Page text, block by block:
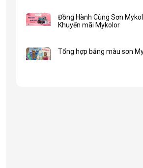
Đồng Hành Cùng Sơn
Khuyến mãi Mykolor
Tổng hợp bảng màu sơn